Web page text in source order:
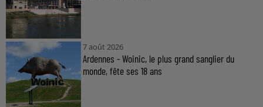
7 août 2026
Ardennes - Woinic, le plus grand sanglier du
monde, fête ses 18 ans